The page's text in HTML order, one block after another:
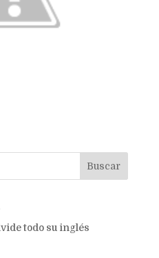
todo su inglés